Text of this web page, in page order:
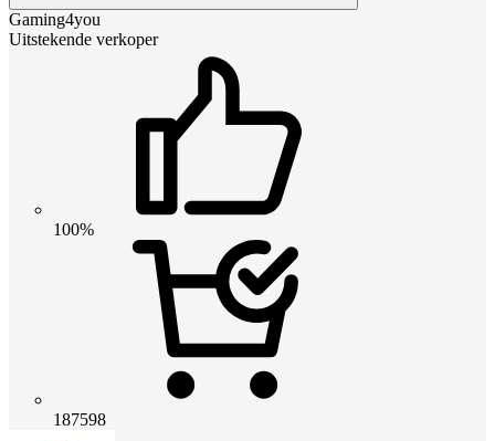
Gaming4you
Uitstekende verkoper
100%
187598